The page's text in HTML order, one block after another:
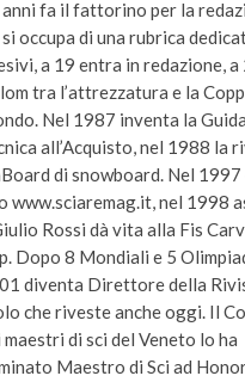
fa il fattorino per la
occupa di una rubrica
a 19 entra in redazione, a
tra l’attrezzatura e la
Nel 1987 inventa la Guida
all’Acquisto, nel 1988 la
di snowboard. Nel 1997
www.sciaremag.it, nel 1998
Rossi dà vita alla Fis
Dopo 8 Mondiali e 5
diventa Direttore della
che riveste anche oggi. Il
maestri di sci del Veneto lo ha
Maestro di Sci ad